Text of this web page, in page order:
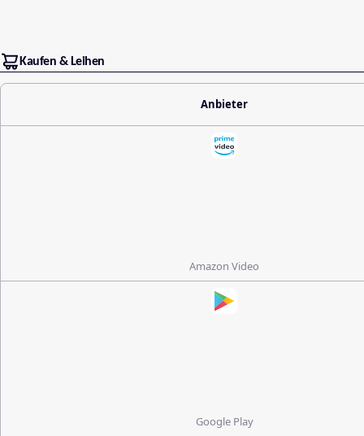
Kaufen & Leihen
Anbieter
Amazon Video
Google Play